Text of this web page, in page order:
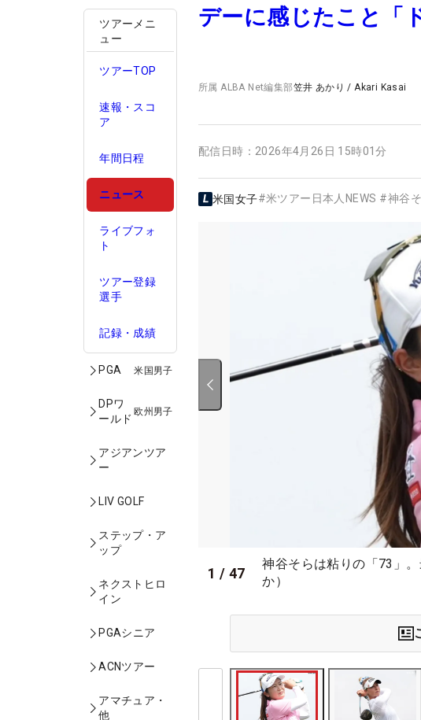
ツアーメニ
ュー
ツアーTOP
速報・スコ
ア
年間日程
ニュース
ライブフォ
ト
ツアー登録
選手
記録・成績
PGA 米国男子
DPワ
ールド
欧州男子
アジアンツア
ー
LIV GOLF
ステップ・ア
ップ
ネクストヒロ
イン
PGAシニア
ACNツアー
アマチュア・
他
デーに感じたこと「
所属ALBA Net編集部笠井 あかり /Akari Kasai
配信日時： 2026年4月26日 15時01分
米国女子#米ツアー日本人NEWS #神谷
1 / 47
神谷そらは粘りの「73」
か）